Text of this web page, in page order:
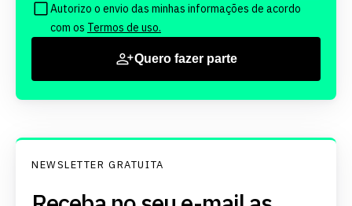
Autorizo o envio das minhas informações de acordo
com os Termos de uso.
Quero fazer parte
NEWSLETTER GRATUITA